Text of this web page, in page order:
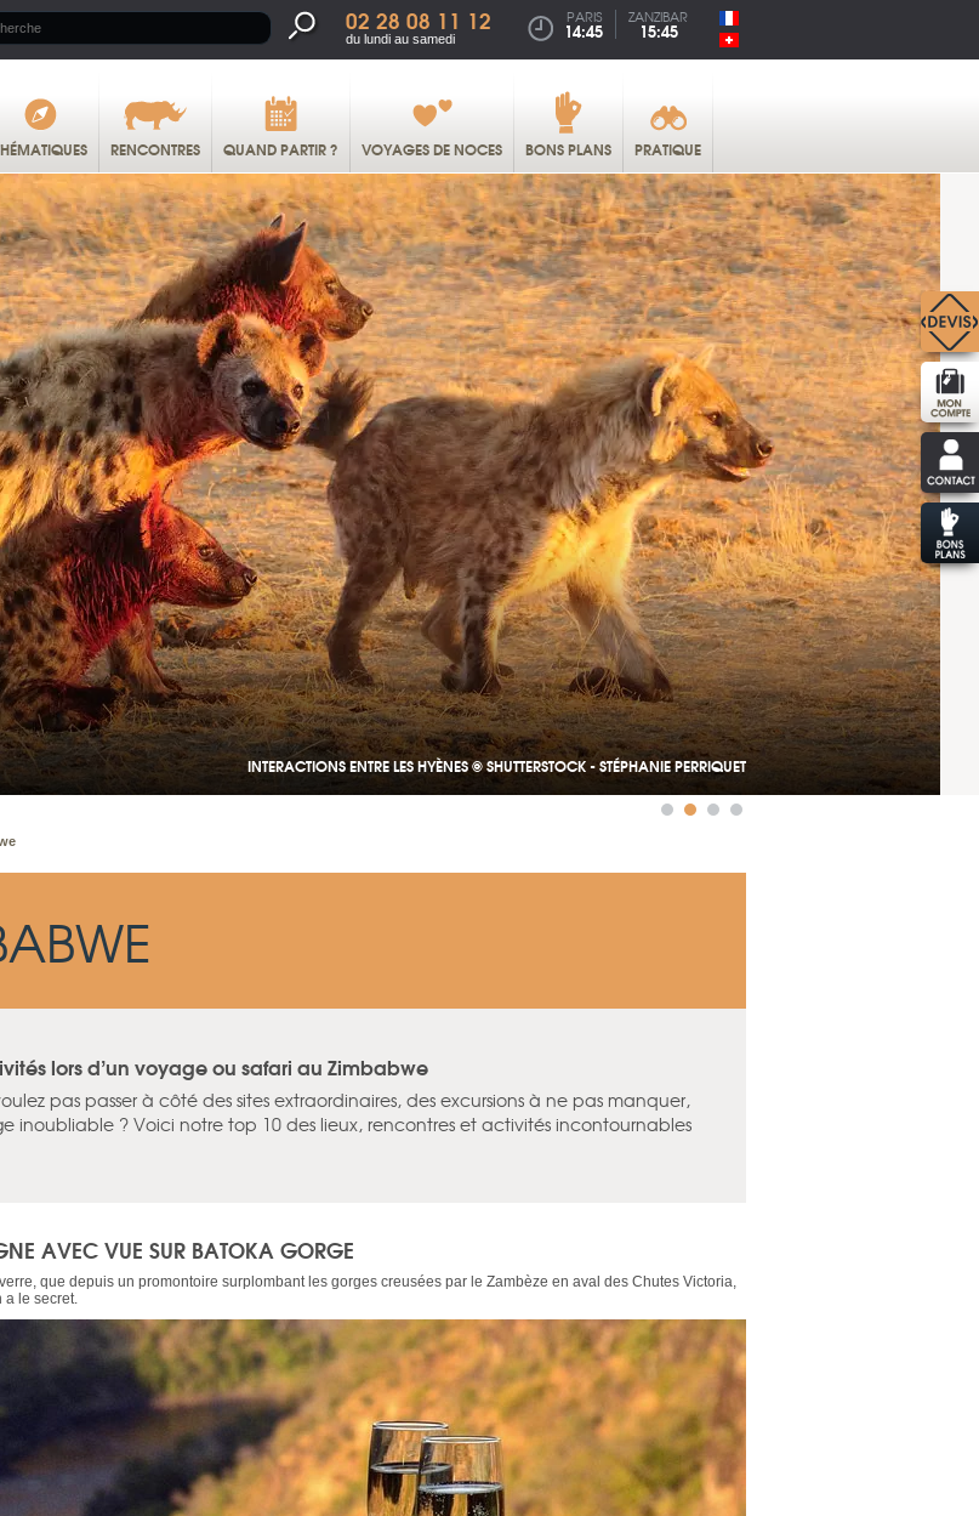
02 28 08 11 12
du lundi au samedi
PARIS
14:45
ZANZIBAR
15:45
RENCONTRES QUAND PARTIR ? VOYAGES DE NOCES BONS PLANS PRATIQUE
INTERACTIONS ENTRE LES HYÈNES © SHUTTERSTOCK - STÉPHANIE PERRIQUET
lors d’un voyage ou safari au Zimbabwe
pas passer à côté des sites extraordinaires, des excursions à ne pas manquer,
? Voici notre top 10 des lieux, rencontres et activités incontournables
AVEC VUE SUR BATOKA GORGE
que depuis un promontoire surplombant les gorges creusées par le Zambèze en aval des Chutes Victoria,
a le secret.